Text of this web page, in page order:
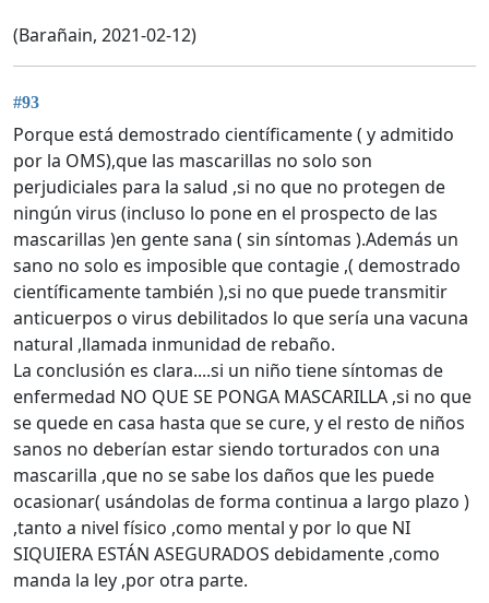
(Barañain, 2021-02-12)
#93
Porque está demostrado científicamente ( y admitido
por la OMS),que las mascarillas no solo son
perjudiciales para la salud ,si no que no protegen de
ningún virus (incluso lo pone en el prospecto de las
mascarillas )en gente sana ( sin síntomas ).Además un
sano no solo es imposible que contagie ,( demostrado
científicamente también ),si no que puede transmitir
anticuerpos o virus debilitados lo que sería una vacuna
natural ,llamada inmunidad de rebaño.
La conclusión es clara....si un niño tiene síntomas de
enfermedad NO QUE SE PONGA MASCARILLA ,si no que
se quede en casa hasta que se cure, y el resto de niños
sanos no deberían estar siendo torturados con una
mascarilla ,que no se sabe los daños que les puede
ocasionar( usándolas de forma continua a largo plazo )
,tanto a nivel físico ,como mental y por lo que NI
SIQUIERA ESTÁN ASEGURADOS debidamente ,como
manda la ley ,por otra parte.